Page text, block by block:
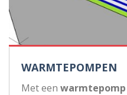
WARMTEPOMPEN
Met een warmtepomp